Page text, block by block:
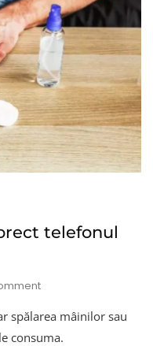
telefonul
On
Să
spălarea mâinilor sau
consuma.